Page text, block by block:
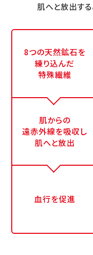
肌へと放出す
8つの天然鉱石を
練り込んだ
特殊繊維
肌からの
遠赤外線を吸収し
肌へと放出
血行を促進